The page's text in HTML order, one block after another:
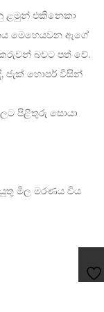
ළමුන් එකිනෙකා
මෙහෙයවන ඇගේ
බවට පත් වේ.
ජැක් හොපර් විසින්
පිළිතුරු සොයා
මිල මරණය විය